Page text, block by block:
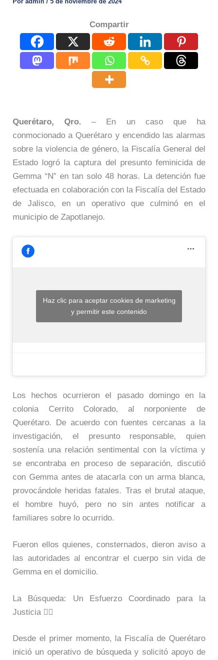
Compartir
Querétaro, Qro. – En un caso que ha
conmocionado a Querétaro y encendido las alarmas
sobre la violencia de género, la Fiscalía General del
Estado logró la captura del presunto feminicida de
Gemma “N” en tan solo 48 horas. La detención fue
efectuada en colaboración con la Fiscalía del Estado
de Jalisco, en un operativo que culminó en el
municipio de Zapotlanejo.
Haz clic para aceptar cookies de marketing
y permitir este contenido
Los hechos ocurrieron el pasado domingo en la
colonia Cerrito Colorado, al norponiente de
Querétaro. De acuerdo con fuentes cercanas a la
investigación, el presunto responsable, quien
sostenía una relación sentimental con la víctima y
se encontraba en proceso de separación, discutió
con Gemma antes de atacarla con un arma blanca,
provocándole heridas fatales. Tras el brutal ataque,
el hombre huyó, pero no sin antes notificar a
familiares sobre lo ocurrido.
Fueron ellos quienes, consternados, dieron aviso a
las autoridades al encontrar el cuerpo sin vida de
Gemma en el domicilio.
La Búsqueda: Un Esfuerzo Coordinado para la
Justicia 👮‍♂️
Desde el primer momento, la Fiscalía de Querétaro
inició un operativo de búsqueda y solicitó apoyo de